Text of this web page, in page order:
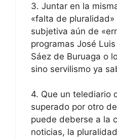
3. Juntar en la
«falta de pluralidad»
subjetiva aún de
programas José
Sáez de Buruaga o
sino servilismo ya
4. Que un telediario
superado por otro
puede deberse a la
noticias, la